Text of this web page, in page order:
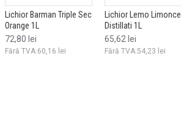
Lichior Lemo Limoncello
Distillati 1L
65,62 lei
Fără TVA:54,23 lei
Lichior Limoncello
Distillati 2L
95,26 lei
Fără TVA:78,73 lei